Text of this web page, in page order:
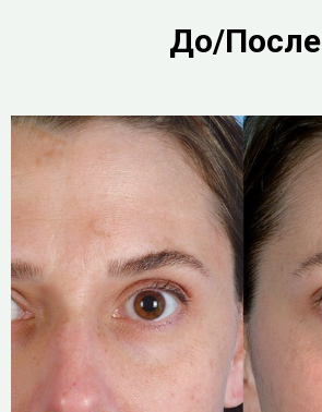
До/После